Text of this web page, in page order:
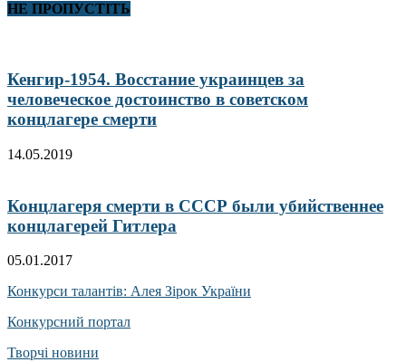
НЕ ПРОПУСТІТЬ
Кенгир-1954. Восстание украинцев за
человеческое достоинство в советском
концлагере смерти
14.05.2019
Концлагеря смерти в СССР были убийственнее
концлагерей Гитлера
05.01.2017
Конкурси талантів: Алея Зірок України
Конкурсний портал
Творчі новини